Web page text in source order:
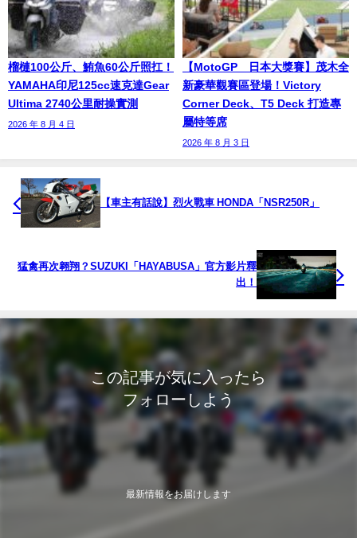
榴槤100公斤、鮪魚60公斤照扛！
YAMAHA印尼125cc速克達Gear
Ultima 2740公里耐操實測
2026 年 8 月 4 日
【MotoGP™日本大獎賽】茂木全
新豪華觀賽區登場！Victory
Corner Deck、T5 Deck 打造專
屬特等席
2026 年 8 月 3 日
【車主有話說】烈火戰車 HONDA「NSR250R」
猛禽再次翱翔？SUZUKI「HAYABUSA」官方影片釋
出！
この記事が気に入ったら
フォローしよう
最新情報をお届けします